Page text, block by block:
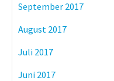
September 2017
August 2017
Juli 2017
Juni 2017